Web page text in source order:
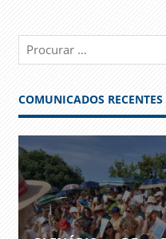
COMUNICADOS RECENTES